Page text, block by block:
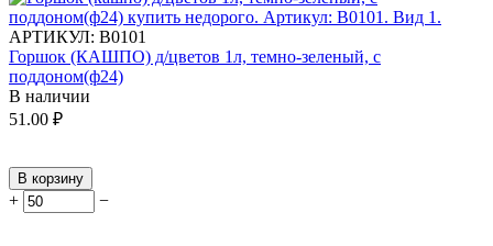
АРТИКУЛ: В0101
Горшок (КАШПО) д/цветов 1л, темно-зеленый, с
поддоном(ф24)
В наличии
51.00 ₽
В корзину
+ −